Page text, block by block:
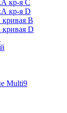
кр-я C
кр-я D
B
D
Multi9